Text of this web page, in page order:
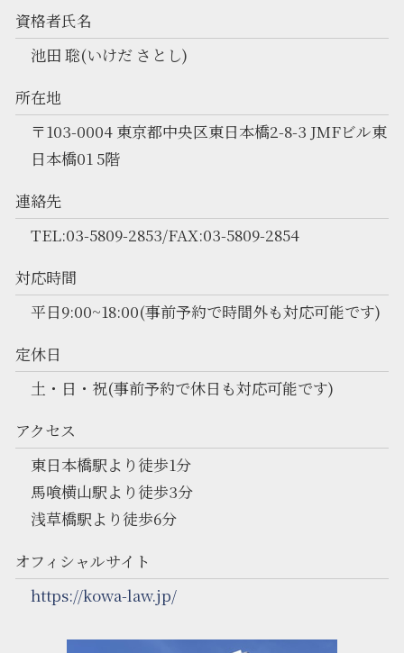
資格者氏名
池田 聡(いけだ さとし)
所在地
〒103-0004 東京都中央区東日本橋2-8-3 JMFビル東
日本橋01 5階
連絡先
TEL:03-5809-2853/FAX:03-5809-2854
対応時間
平日9:00~18:00(事前予約で時間外も対応可能です)
定休日
土・日・祝(事前予約で休日も対応可能です)
アクセス
東日本橋駅より徒歩1分
馬喰横山駅より徒歩3分
浅草橋駅より徒歩6分
オフィシャルサイト
https://kowa-law.jp/